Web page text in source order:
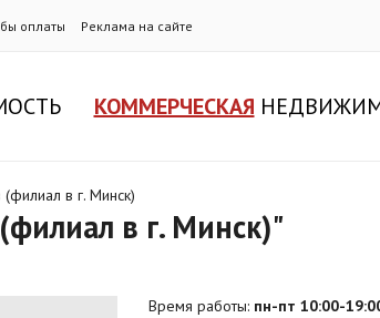
оплаты Реклама на сайте
КОММЕРЧЕСКАЯ
(филиал в г. Минск)
в г. Минск)"
Время работы: пн-пт 10:00-